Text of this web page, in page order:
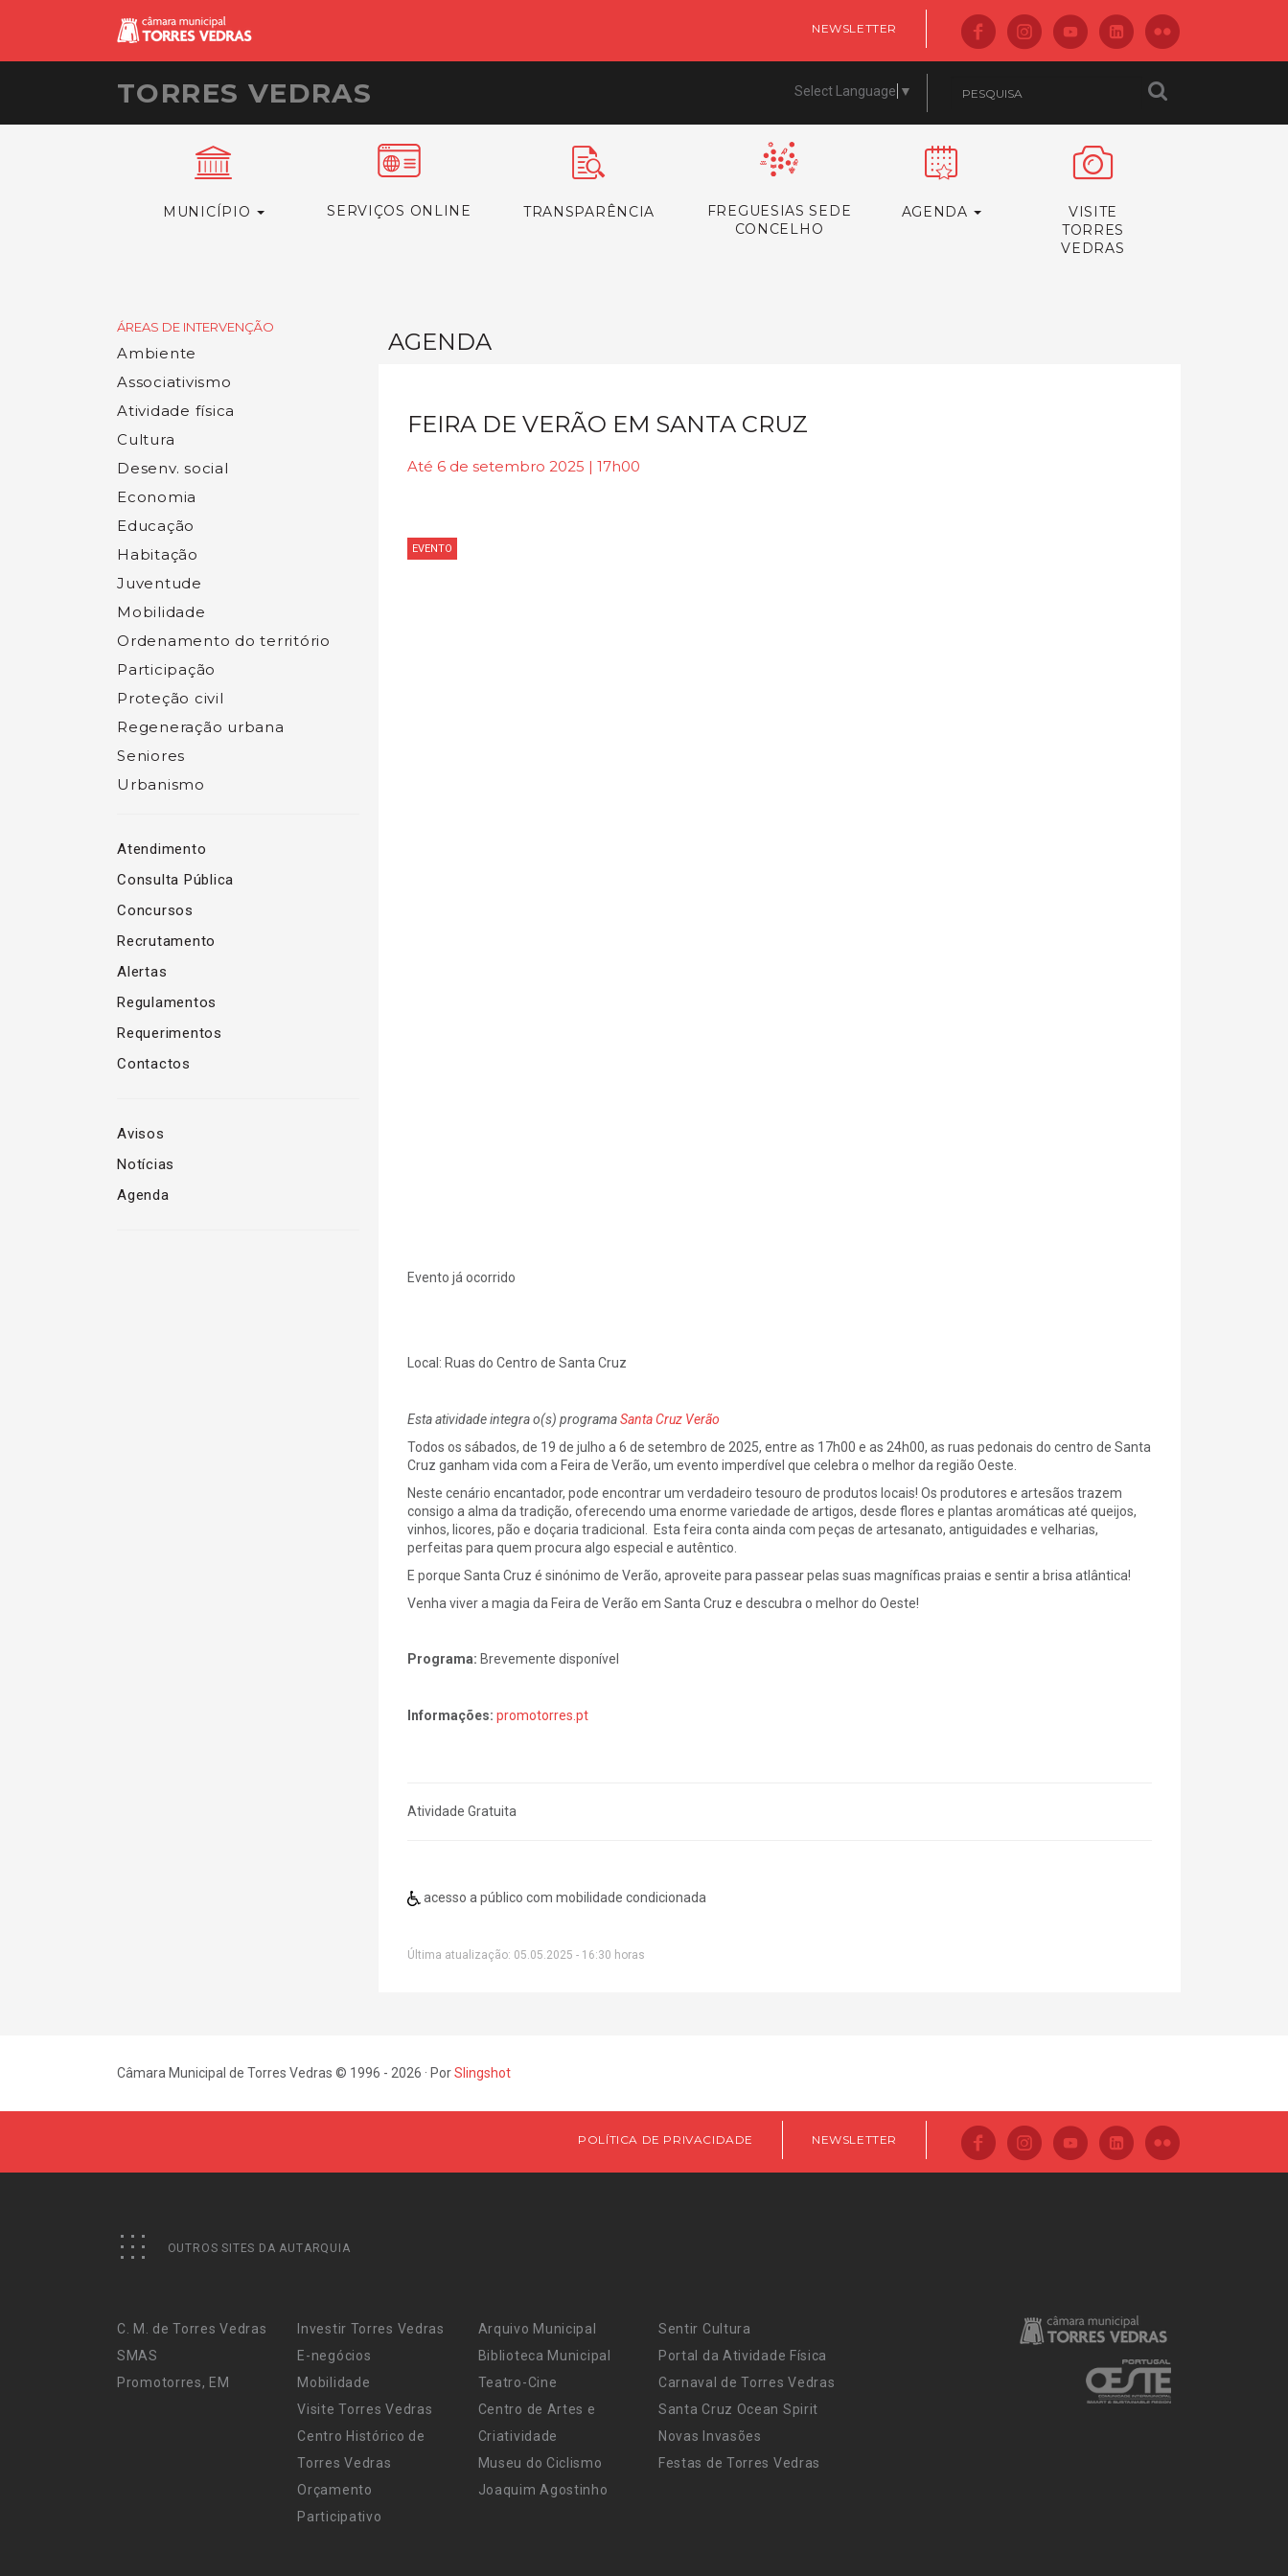
NEWSLETTER
TORRES VEDRAS Select Language ▼
MUNICÍPIO SERVIÇOS ONLINE TRANSPARÊNCIA
FREGUESIAS SEDE
CONCELHO
AGENDA
VISITE
TORRES
VEDRAS
ÁREAS DE INTERVENÇÃO
Ambiente
Associativismo
Atividade física
Cultura
Desenv. social
Economia
Educação
Habitação
Juventude
Mobilidade
Ordenamento do território
Participação
Proteção civil
Regeneração urbana
Seniores
Urbanismo
Atendimento
Consulta Pública
Concursos
Recrutamento
Alertas
Regulamentos
Requerimentos
Contactos
Avisos
Notícias
Agenda
AGENDA
FEIRA DE VERÃO EM SANTA CRUZ
Até 6 de setembro 2025 | 17h00
EVENTO
Evento já ocorrido
Local: Ruas do Centro de Santa Cruz
Esta atividade integra o(s) programaSanta Cruz Verão
Todos os sábados, de 19 de julho a 6 de setembro de 2025, entre as 17h00 e as 24h00, as ruas pedonais do centro de Santa
Cruz ganham vida com a Feira de Verão, um evento imperdível que celebra o melhor da região Oeste.
Neste cenário encantador, pode encontrar um verdadeiro tesouro de produtos locais! Os produtores e artesãos trazem
consigo a alma da tradição, oferecendo uma enorme variedade de artigos, desde flores e plantas aromáticas até queijos,
vinhos, licores, pão e doçaria tradicional. Esta feira conta ainda com peças de artesanato, antiguidades e velharias,
perfeitas para quem procura algo especial e autêntico.
E porque Santa Cruz é sinónimo de Verão, aproveite para passear pelas suas magníficas praias e sentir a brisa atlântica!
Venha viver a magia da Feira de Verão em Santa Cruz e descubra o melhor do Oeste!
Programa: Brevemente disponível
Informações: promotorres.pt
Atividade Gratuita
acesso a público com mobilidade condicionada
Última atualização: 05.05.2025 - 16:30 horas
Câmara Municipal de Torres Vedras © 1996 - 2026 · PorSlingshot
POLÍTICA DE PRIVACIDADE NEWSLETTER
OUTROS SITES DA AUTARQUIA
C. M. de Torres Vedras
SMAS
Promotorres, EM
Investir Torres Vedras
E-negócios
Mobilidade
Visite Torres Vedras
Centro Histórico de
Torres Vedras
Orçamento
Participativo
Arquivo Municipal
Biblioteca Municipal
Teatro-Cine
Centro de Artes e
Criatividade
Museu do Ciclismo
Joaquim Agostinho
Sentir Cultura
Portal da Atividade Física
Carnaval de Torres Vedras
Santa Cruz Ocean Spirit
Novas Invasões
Festas de Torres Vedras